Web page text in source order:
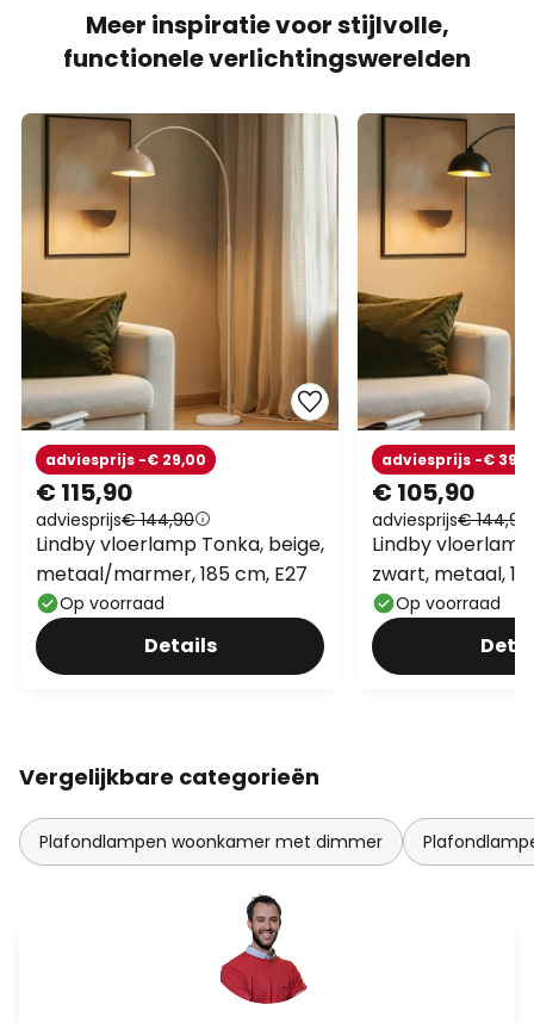
Meer inspiratie voor stijlvolle,
functionele verlichtingswerelden
€ 115,90
adviesprijs€ 144,90
adviesprijs -€ 29,00
Lindby vloerlamp Tonka, beige,
metaal/marmer, 185 cm, E27
Op voorraad
Details
€ 105,90
adviesprijs€ 144,90
adviesprijs -€
Lindby
zwart, metaal,
Op voorraad
Vergelijkbare categorieën
Plafondlampen woonkamer met dimmer